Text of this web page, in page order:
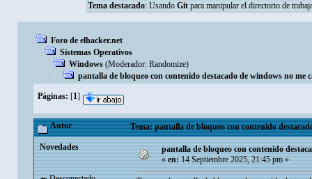
Tema destacado: Usando Git para manipular el directorio de
Foro de elhacker.net
Sistemas Operativos
Windows (Moderador: Randomize)
pantalla de bloqueo con contenido destacado de windows no me
Páginas: [1]
Autor Tema: pantalla de bloqueo con contenido
Novedades
pantalla de bloqueo con contenido
«en:14 Septiembre 2025, 21:45 pm »